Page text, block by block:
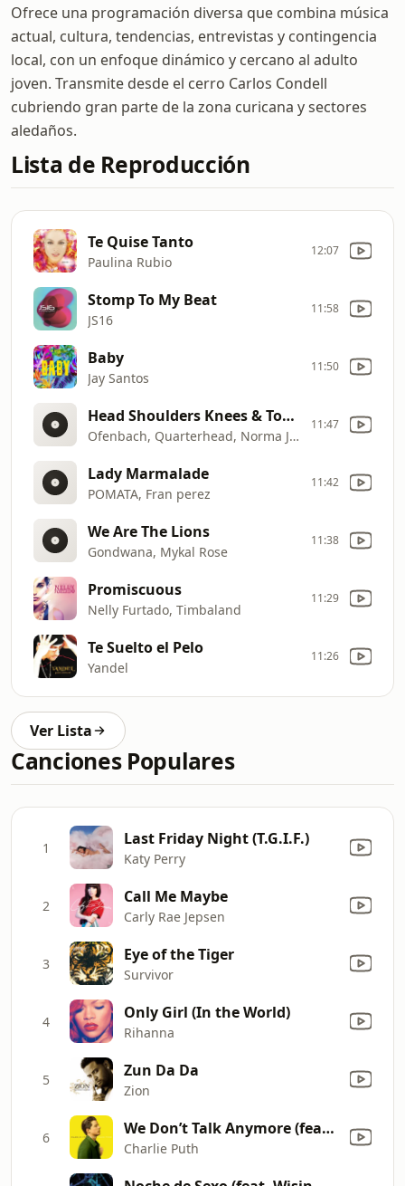
Ofrece una programación diversa que combina música
actual, cultura, tendencias, entrevistas y contingencia
local, con un enfoque dinámico y cercano al adulto
joven. Transmite desde el cerro Carlos Condell
cubriendo gran parte de la zona curicana y sectores
aledaños.
Lista de Reproducción
Te Quise Tanto
Paulina Rubio
12:07
Stomp To My Beat
JS16
11:58
Baby
Jay Santos
11:50
Head Shoulders Knees & Toes (feat. Norma Jean Martine)
Ofenbach, Quarterhead, Norma Jean Martine
11:47
Lady Marmalade
POMATA, Fran perez
11:42
We Are The Lions
Gondwana, Mykal Rose
11:38
Promiscuous
Nelly Furtado, Timbaland
11:29
Te Suelto el Pelo
Yandel
11:26
Ver Lista
Canciones Populares
1 Last Friday Night (T.G.I.F.)
Katy Perry
2 Call Me Maybe
Carly Rae Jepsen
3 Eye of the Tiger
Survivor
4 Only Girl (In the World)
Rihanna
5 Zun Da Da
Zion
6 We Don’t Talk Anymore (feat. Selena Gomez)
Charlie Puth